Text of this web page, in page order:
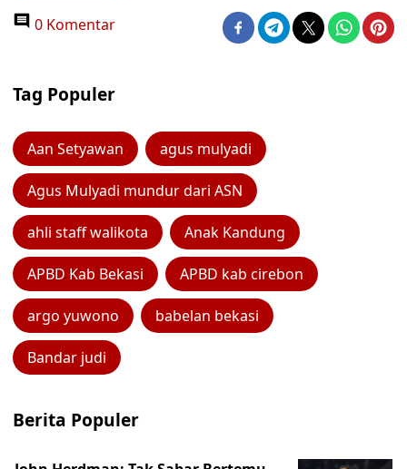
0 Komentar
Tag Populer
Aan Setyawan agus mulyadi
Agus Mulyadi mundur dari ASN
ahli staff walikota Anak Kandung
APBD Kab Bekasi APBD kab cirebon
argo yuwono babelan bekasi
Bandar judi
Berita Populer